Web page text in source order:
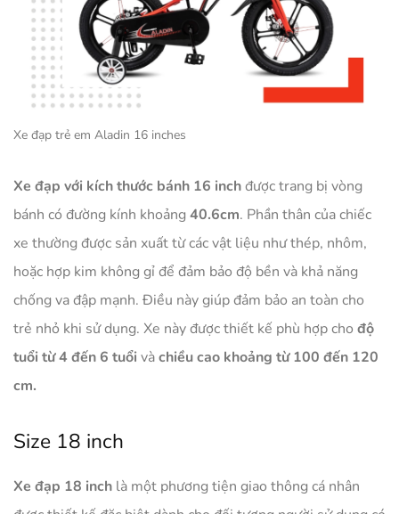
Xe đạp trẻ em Aladin 16 inches
Xe đạp với kích thước bánh 16 inchđược trang bị vòng
bánh có đường kính khoảng40.6cm. Phần thân của chiếc
xe thường được sản xuất từ các vật liệu như thép, nhôm,
hoặc hợp kim không gỉ để đảm bảo độ bền và khả năng
chống va đập mạnh. Điều này giúp đảm bảo an toàn cho
trẻ nhỏ khi sử dụng. Xe này được thiết kế phù hợp cho độ
tuổi từ 4 đến 6 tuổivàchiều cao khoảng từ 100 đến 120
cm.
Size 18 inch
Xe đạp 18 inch là một phương tiện giao thông cá nhân